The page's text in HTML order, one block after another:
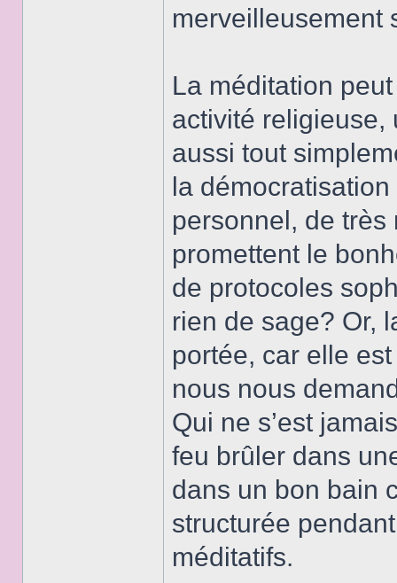
merveilleusement
La méditation
activité religieuse,
aussi tout
la
personnel, de
promettent le
de protocoles
rien de sage? Or,
portée, car elle
nous nous
Qui ne s’est
feu brûler dans
dans un bon bain
structurée
méditatifs.